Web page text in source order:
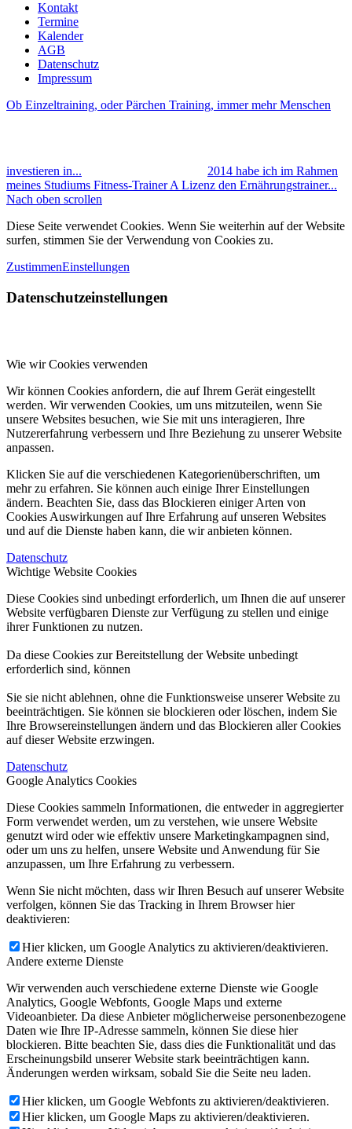
Kontakt
Termine
Kalender
AGB
Datenschutz
Impressum
Ob Einzeltraining, oder Pärchen Training, immer mehr Menschen
investieren in...
2014 habe ich im Rahmen
meines Studiums Fitness-Trainer A Lizenz den Ernährungstrainer...
Nach oben scrollen
Diese Seite verwendet Cookies. Wenn Sie weiterhin auf der Website
surfen, stimmen Sie der Verwendung von Cookies zu.
ZustimmenEinstellungen
Datenschutzeinstellungen
Wie wir Cookies verwenden
Wir können Cookies anfordern, die auf Ihrem Gerät eingestellt
werden. Wir verwenden Cookies, um uns mitzuteilen, wenn Sie
unsere Websites besuchen, wie Sie mit uns interagieren, Ihre
Nutzererfahrung verbessern und Ihre Beziehung zu unserer Website
anpassen.
Klicken Sie auf die verschiedenen Kategorienüberschriften, um
mehr zu erfahren. Sie können auch einige Ihrer Einstellungen
ändern. Beachten Sie, dass das Blockieren einiger Arten von
Cookies Auswirkungen auf Ihre Erfahrung auf unseren Websites
und auf die Dienste haben kann, die wir anbieten können.
Datenschutz
Wichtige Website Cookies
Diese Cookies sind unbedingt erforderlich, um Ihnen die auf unserer
Website verfügbaren Dienste zur Verfügung zu stellen und einige
ihrer Funktionen zu nutzen.
Da diese Cookies zur Bereitstellung der Website unbedingt
erforderlich sind, können
Sie sie nicht ablehnen, ohne die Funktionsweise unserer Website zu
beeinträchtigen. Sie können sie blockieren oder löschen, indem Sie
Ihre Browsereinstellungen ändern und das Blockieren aller Cookies
auf dieser Website erzwingen.
Datenschutz
Google Analytics Cookies
Diese Cookies sammeln Informationen, die entweder in aggregierter
Form verwendet werden, um zu verstehen, wie unsere Website
genutzt wird oder wie effektiv unsere Marketingkampagnen sind,
oder um uns zu helfen, unsere Website und Anwendung für Sie
anzupassen, um Ihre Erfahrung zu verbessern.
Wenn Sie nicht möchten, dass wir Ihren Besuch auf unserer Website
verfolgen, können Sie das Tracking in Ihrem Browser hier
deaktivieren:
Hier klicken, um Google Analytics zu aktivieren/deaktivieren.
Andere externe Dienste
Wir verwenden auch verschiedene externe Dienste wie Google
Analytics, Google Webfonts, Google Maps und externe
Videoanbieter. Da diese Anbieter möglicherweise personenbezogene
Daten wie Ihre IP-Adresse sammeln, können Sie diese hier
blockieren. Bitte beachten Sie, dass dies die Funktionalität und das
Erscheinungsbild unserer Website stark beeinträchtigen kann.
Änderungen werden wirksam, sobald Sie die Seite neu laden.
Hier klicken, um Google Webfonts zu aktivieren/deaktivieren.
Hier klicken, um Google Maps zu aktivieren/deaktivieren.